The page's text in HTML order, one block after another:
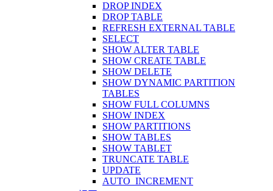
DROP INDEX
DROP TABLE
REFRESH EXTERNAL TABLE
SELECT
SHOW ALTER TABLE
SHOW CREATE TABLE
SHOW DELETE
SHOW DYNAMIC PARTITION
TABLES
SHOW FULL COLUMNS
SHOW INDEX
SHOW PARTITIONS
SHOW TABLES
SHOW TABLET
TRUNCATE TABLE
UPDATE
AUTO_INCREMENT